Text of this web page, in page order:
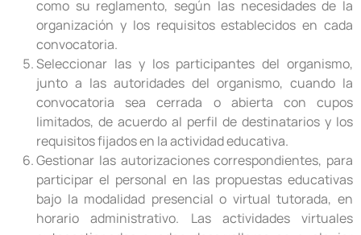
como su reglamento, según las necesidades de la
organización y los requisitos establecidos en cada
convocatoria.
Seleccionar las y los participantes del organismo,
junto a las autoridades del organismo, cuando la
convocatoria sea cerrada o abierta con cupos
limitados, de acuerdo al perfil de destinatarios y los
requisitos fijados en la actividad educativa.
Gestionar las autorizaciones correspondientes, para
participar el personal en las propuestas educativas
bajo la modalidad presencial o virtual tutorada, en
horario administrativo. Las actividades virtuales